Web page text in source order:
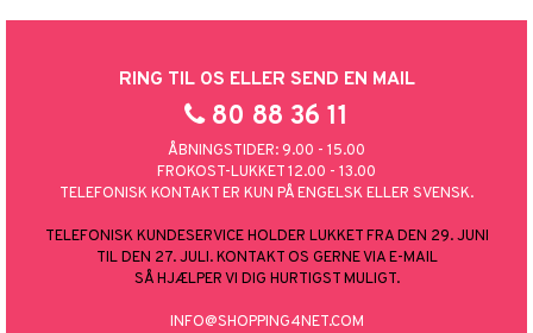
RING TIL OS ELLER SEND EN MAIL
80 88 36 11
ÅBNINGSTIDER: 9.00 - 15.00
FROKOST-LUKKET 12.00 - 13.00
TELEFONISK KONTAKT ER KUN PÅ ENGELSK ELLER SVENSK.
TELEFONISK KUNDESERVICE HOLDER LUKKET FRA DEN 29. JUNI
TIL DEN 27. JULI. KONTAKT OS GERNE VIA E-MAIL
SÅ HJÆLPER VI DIG HURTIGST MULIGT.
INFO@SHOPPING4NET.COM